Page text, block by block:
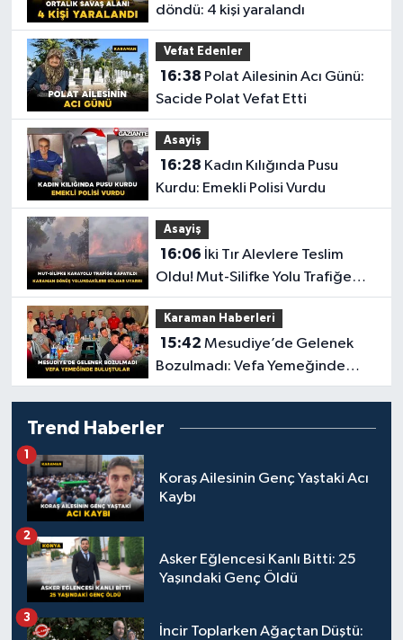
döndü: 4 kişi yaralandı
Vefat Edenler
16:38
Sacide Polat Vefat Etti
Asayiş
16:28
Kurdu: Emekli Polisi Vurdu
Asayiş
16:06
Oldu! Mut-Silifke Yolu Trafiğe
Kapandı
Karaman Haberleri
15:42
Bozulmadı: Vefa Yemeğinde
Buluştular
Trend Haberler
Koraş Ailesinin Genç Yaştaki Acı
Kaybı
1
Asker Eğlencesi Kanlı Bitti: 25
Yaşındaki Genç Öldü
2
İncir Toplarken Ağaçtan Düştü:
3